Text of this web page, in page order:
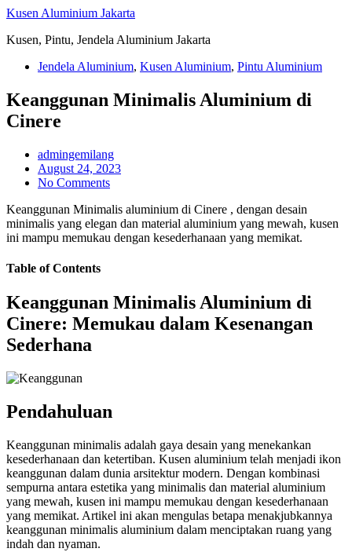
Skip
content
Kusen Aluminium Jakarta
Kusen, Pintu, Jendela Aluminium Jakarta
Jendela Aluminium, Kusen Aluminium, Pintu Aluminium
Keanggunan Minimalis Aluminium di
Cinere
admingemilang
August 24, 2023
No Comments
Keanggunan Minimalis aluminium di Cinere , dengan desain
minimalis yang elegan dan material aluminium yang mewah, kusen
ini mampu memukau dengan kesederhanaan yang memikat.
Table of Contents
Keanggunan Minimalis Aluminium di
Cinere: Memukau dalam Kesenangan
Sederhana
Pendahuluan
Keanggunan minimalis adalah gaya desain yang menekankan
kesederhanaan dan ketertiban. Kusen aluminium telah menjadi ikon
keanggunan dalam dunia arsitektur modern. Dengan kombinasi
sempurna antara estetika yang minimalis dan material aluminium
yang mewah, kusen ini mampu memukau dengan kesederhanaan
yang memikat. Artikel ini akan mengulas betapa menakjubkannya
keanggunan minimalis aluminium dalam menciptakan ruang yang
indah dan nyaman.